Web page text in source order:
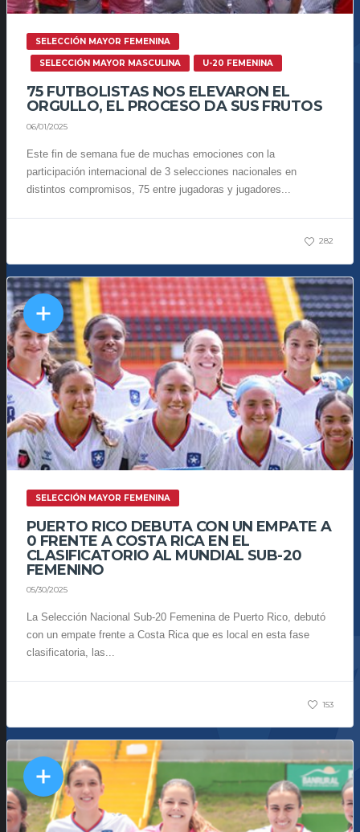
SELECCIÓN MAYOR FEMENINA
SELECCIÓN MAYOR MASCULINA U-20 FEMENINA
75 FUTBOLISTAS NOS ELEVARON EL
ORGULLO, EL PROCESO DA SUS FRUTOS
06/01/2025
Este fin de semana fue de muchas emociones con la
participación internacional de 3 selecciones nacionales en
distintos compromisos, 75 entre jugadoras y jugadores...
282
SELECCIÓN MAYOR FEMENINA
PUERTO RICO DEBUTA CON UN EMPATE A
0 FRENTE A COSTA RICA EN EL
CLASIFICATORIO AL MUNDIAL SUB-20
FEMENINO
05/30/2025
La Selección Nacional Sub-20 Femenina de Puerto Rico, debutó
con un empate frente a Costa Rica que es local en esta fase
clasificatoria, las...
153